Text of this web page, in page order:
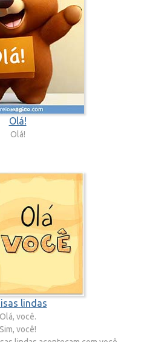
Olá!
Olá!
lindas
Olá, você.
Sim, você!